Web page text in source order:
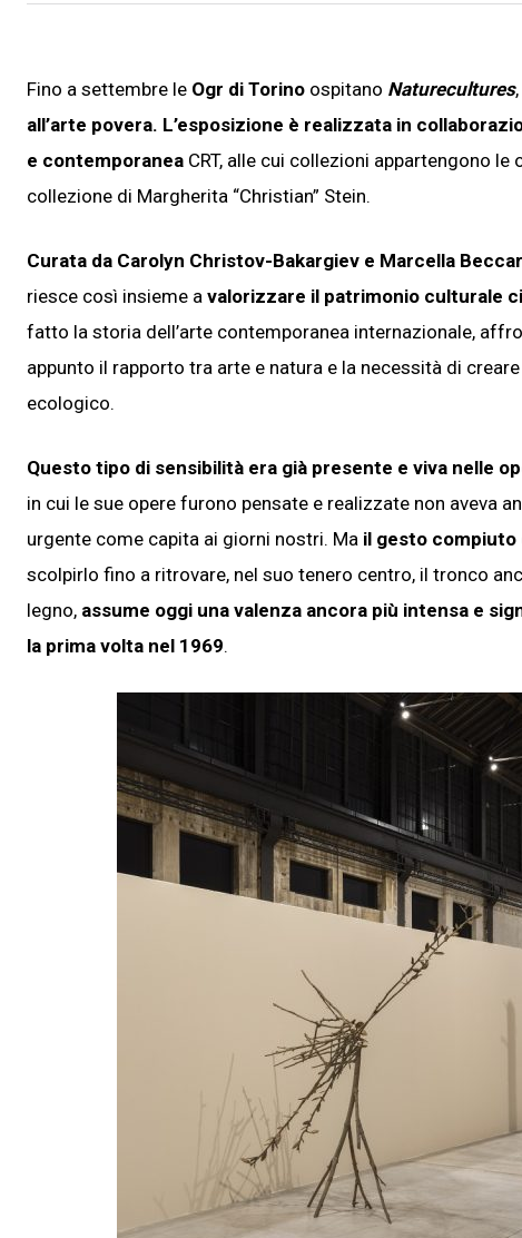
Fino a settembre le Ogr di Torino ospitano Naturecultures
all’arte povera. L’esposizione è realizzata in
e contemporanea CRT, alle cui collezioni appartengono
collezione di Margherita “Christian” Stein.
Curata da Carolyn Christov-Bakargiev e Marcella
riesce così insieme a valorizzare il patrimonio culturale
fatto la storia dell’arte contemporanea internazionale,
appunto il rapporto tra arte e natura e la necessità di
ecologico.
Questo tipo di sensibilità era già presente e viva nelle
in cui le sue opere furono pensate e realizzate non aveva
urgente come capita ai giorni nostri. Ma il gesto compiuto
scolpirlo fino a ritrovare, nel suo tenero centro, il tronco
legno, assume oggi una valenza ancora più intensa e
la prima volta nel 1969.